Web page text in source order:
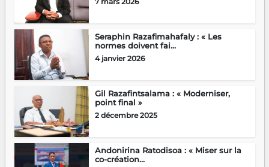
Seraphin Razafimahafaly : « Les
normes doivent fai...
4 janvier 2026
Gil Razafintsalama : « Moderniser,
point final »
2 décembre 2025
Andonirina Ratodisoa : « Miser sur la
co-création...